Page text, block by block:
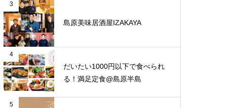
3
島原美味居酒屋IZAKAYA
4
だいたい1000円以下で食べられ
る！満足定食@島原半島
5